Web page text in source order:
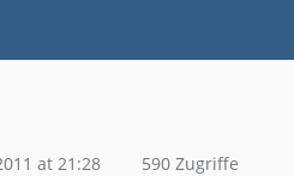
at 21:28 590 Zugriffe